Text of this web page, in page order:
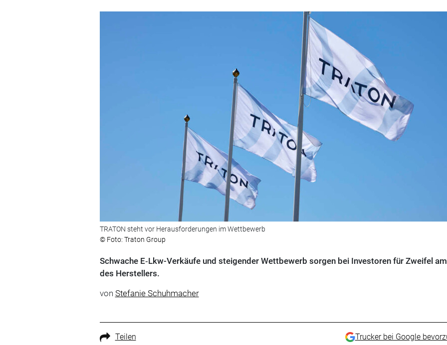
TRATON steht vor Herausforderungen im Wettbewerb
© Foto: Traton Group
Schwache E‑Lkw-Verkäufe und steigender Wettbewerb sorgen bei Investoren für Zweifel
des Herstellers.
von Stefanie Schuhmacher
Teilen Trucker bei Google